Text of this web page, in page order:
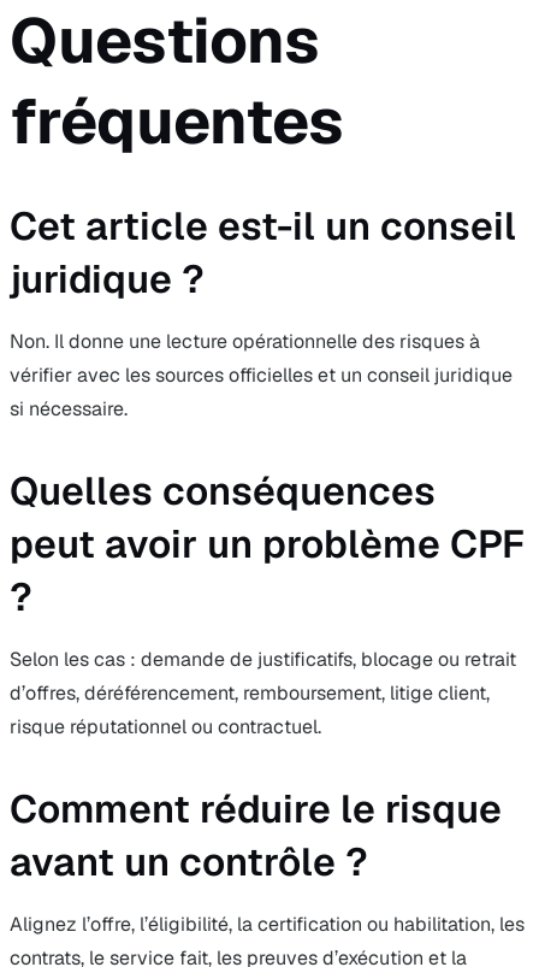
Questions
fréquentes
Cet article est-il un conseil
juridique ?
Non. Il donne une lecture opérationnelle des risques à
vérifier avec les sources officielles et un conseil juridique
si nécessaire.
Quelles conséquences
peut avoir un problème CPF
?
Selon les cas : demande de justificatifs, blocage ou retrait
d’offres, déréférencement, remboursement, litige client,
risque réputationnel ou contractuel.
Comment réduire le risque
avant un contrôle ?
Alignez l’offre, l’éligibilité, la certification ou habilitation, les
contrats, le service fait, les preuves d’exécution et la